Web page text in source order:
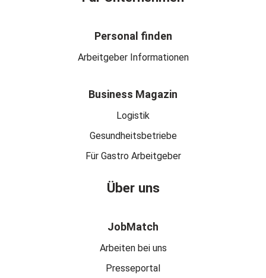
Personal finden
Arbeitgeber Informationen
Business Magazin
Logistik
Gesundheitsbetriebe
Für Gastro Arbeitgeber
Über uns
JobMatch
Arbeiten bei uns
Presseportal